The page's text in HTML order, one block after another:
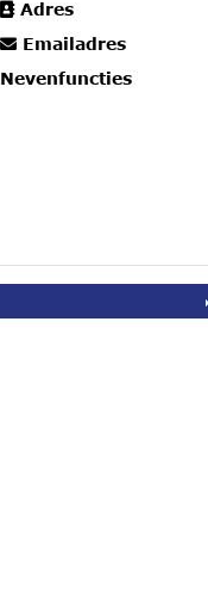
Adres
Emailadres
Nevenfuncties